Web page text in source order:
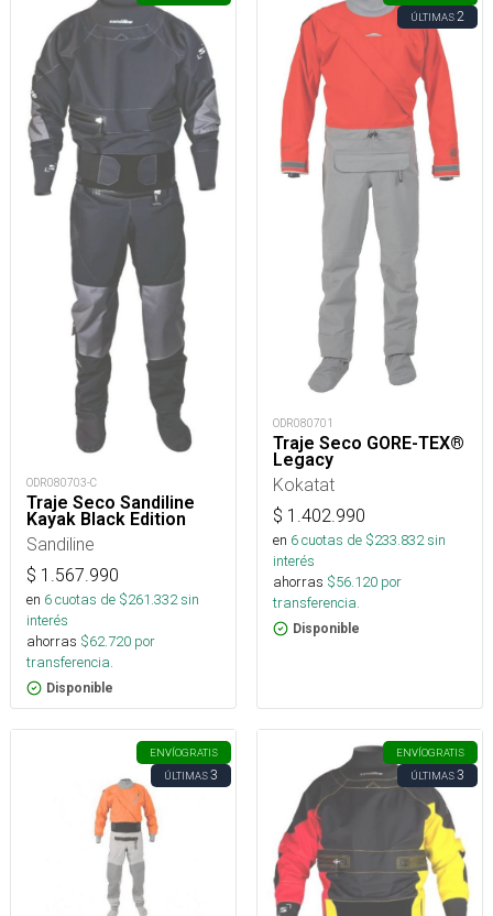
ODR080703-C
Traje Seco Sandiline
Kayak Black Edition
Sandiline
$ 1.567.990
en 6cuotas de $261.332sin
interés
ahorras $62.720 por
transferencia.
Disponible
ÚLTIMAS2
ODR080701
Traje Seco GORE-TEX®
Legacy
Kokatat
$ 1.402.990
en 6cuotas de $233.832sin
interés
ahorras $56.120 por
transferencia.
Disponible
ENVÍOGRATIS
ÚLTIMAS3
ENVÍOGRATIS
ÚLTIMAS3